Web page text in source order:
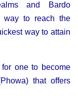
and Bardo
way to reach the
way to attain
for one to become
that offers